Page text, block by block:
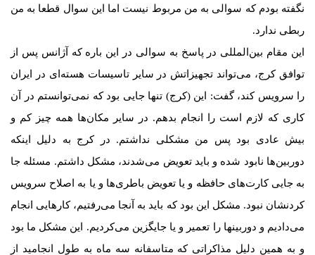
نگفته ‌بودم که سوالی به من مربوط نیست اما این سوال قطعا به من
ربطی ندارد.
این مقام بین‌المللی در پاسخ به سوالی در این باره که آژانس پس از
توافق کرج، می‌تواند تجهیزاتش در سایر تاسیسات هسته‌ای در ایران
را سرویس کند، گفت: این (کرج) تنها جایی بود که نمی‌توانستم در آن
کاری که لازم است را انجام بدهم. در سایر مکان‌ها همه چیز کم و
بیش عادی بود پس من مشکلی نداشتم. در کرج به دلیل اینکه
دوربین‌ها نابود شده و باید تعویض می‌شدند، مشکل داشتم. مسئله جا
به جایی کارت‌های حافظه و یا تعویض باطری‌ها و یا به اصلاح سرویس
کردنشان نبود. مشکل این بود که باید به آنجا می‌رفتیم، کارهایی انجام
می‌دادیم و دوربین‎ها را تعمیر و یا جایگزین می‌کردیم. این مشکل ما بود
و به همین دلیل مذاکراتی که متاسفانه سه ماه به طول انجامید از